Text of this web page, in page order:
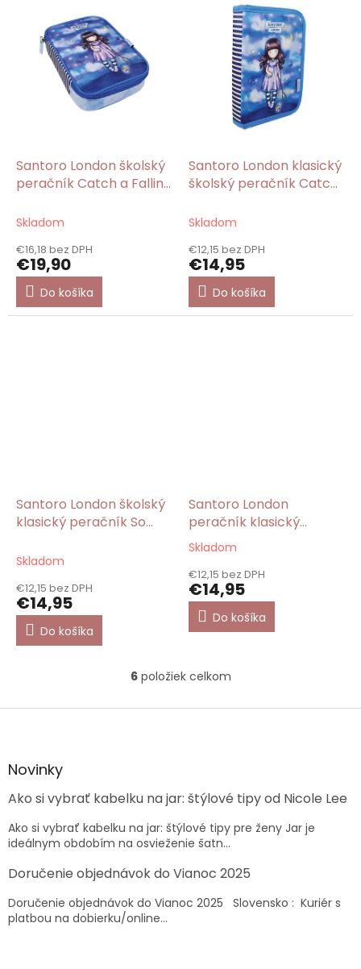
Santoro London školský
peračník Catch a Falling
Skladom
€16,18 bez DPH
€19,90
Do košíka
Santoro London klasický
školský peračník Catch
Skladom
€12,15 bez DPH
€14,95
Do košíka
Santoro London školský
klasický peračník So
Skladom
€12,15 bez DPH
€14,95
Do košíka
Santoro London
peračník klasický
školský Bee
Loved/Gorjuss
Priemerné
produktu
je
5,0
Skladom
€12,15 bez DPH
€14,95
Do košíka
O
l
i
e
p
r
v
k
y
v
ý
6položiek celkom
Z
äNovinky
Ako si vybrať kabelku na jar: štýlové tipy od Nicole Lee
Ako si vybrať kabelku na jar: štýlové tipy pre ženy Jar je
ideálnym obdobím na osvieženie šatn...
Doručenie objednávok do Vianoc 2025
Doručenie objednávok do Vianoc 2025 Slovensko : Kuriér s
platbou na dobierku/online...